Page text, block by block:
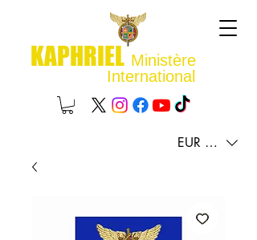
KAPHRIEL Ministère
International
EUR (€)